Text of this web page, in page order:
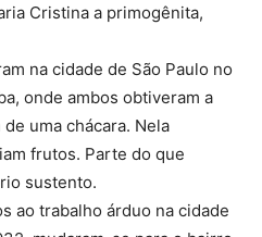
Cristina a primogênita,
na cidade de São Paulo no
onde ambos obtiveram a
uma chácara. Nela
frutos. Parte do que
sustento.
ao trabalho árduo na cidade